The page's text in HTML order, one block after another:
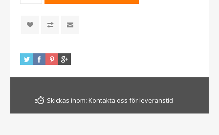
Skickas inom: Kontakta oss för leveranstid